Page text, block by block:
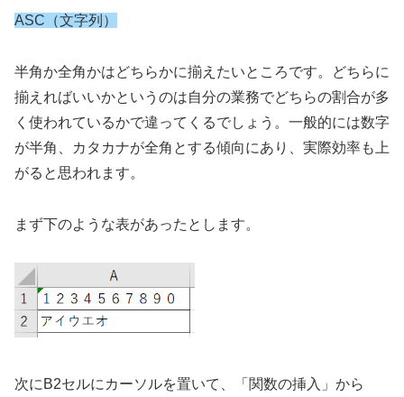
ASC（文字列）
半角か全角かはどちらかに揃えたいところです。どちらに
揃えればいいかというのは自分の業務でどちらの割合が多
く使われているかで違ってくるでしょう。一般的には数字
が半角、カタカナが全角とする傾向にあり、実際効率も上
がると思われます。
まず下のような表があったとします。
次にB2セルにカーソルを置いて、「関数の挿入」から